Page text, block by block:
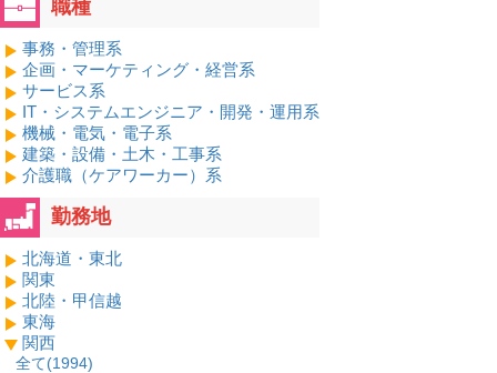
職種
事務・管理系
企画・マーケティング・経営系
サービス系
IT・システムエンジニア・開発・運用系
機械・電気・電子系
建築・設備・土木・工事系
介護職（ケアワーカー）系
勤務地
北海道・東北
関東
北陸・甲信越
東海
関西
全て(1994)